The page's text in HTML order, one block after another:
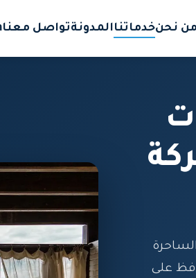
من نحنخدماتناالمدونةتواصل معنا
على